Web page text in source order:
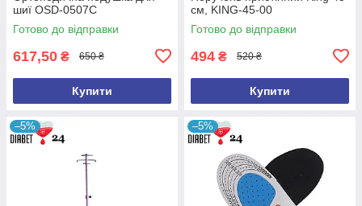
шиї OSD-0507C
Готово до відправки
617,50 ₴ 650 ₴
Купити
см, KING-45-00
Готово до відправки
494 ₴ 520 ₴
Купити
–5% –5%